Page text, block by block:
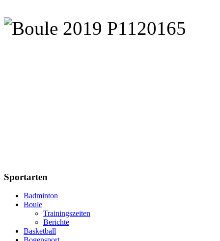
Sportarten
Badminton
Boule
Trainingszeiten
Berichte
Basketball